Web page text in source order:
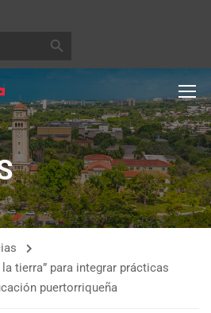
tierra” para integrar prácticas
puertorriqueña